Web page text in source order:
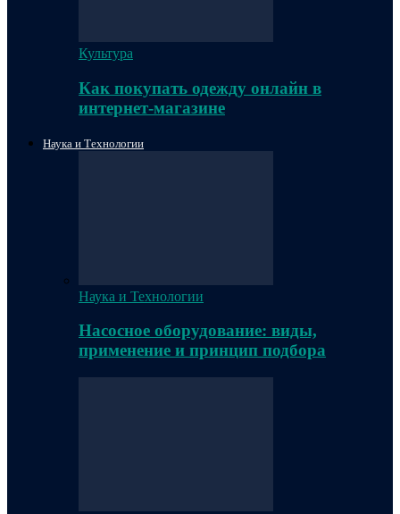
Культура
Как покупать одежду онлайн в
интернет-магазине
Наука и Технологии
Наука и Технологии
Насосное оборудование: виды,
применение и принцип подбора